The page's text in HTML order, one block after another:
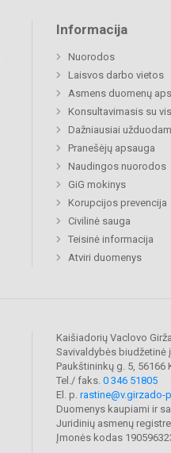
Informacija
Nuorodos
Laisvos darbo vietos
Asmens duomenų
Konsultavimasis su
Dažniausiai
Pranešėjų apsauga
Naudingos nuorodos
GiG mokinys
Korupcijos prevencija
Civilinė sauga
Teisinė informacija
Atviri duomenys
Kaišiadorių Vaclovo
Savivaldybės biudžetinė
Paukštininkų g. 5, 56166
Tel./ faks. 0 346 51805
El. p. rastine@v.girzado-
Duomenys kaupiami ir
Juridinių asmenų registre
Įmonės kodas